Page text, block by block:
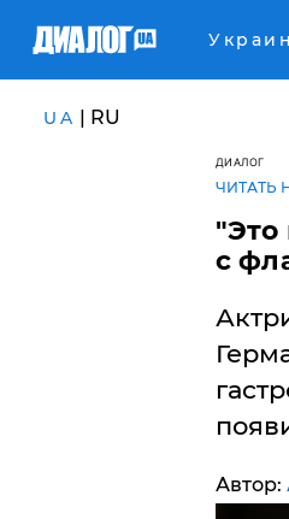
UA | RU
ДИАЛОГ
ЧИТАТЬ
"Это
с
Автор: